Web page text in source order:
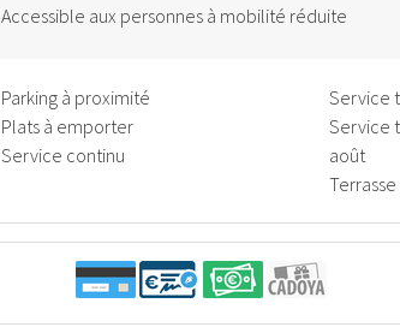
Accessible aux personnes à mobilité réduite
Parking à proximité
Plats à emporter
Service continu
Service
Service
août
Terrasse